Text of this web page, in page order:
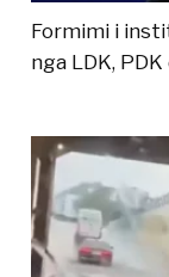
Formimi i
nga LDK,